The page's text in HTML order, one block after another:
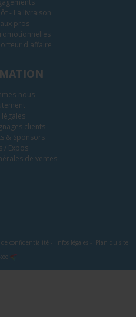
- La livraison
pros
d'affaire
nous
légales
clients
& Sponsors
/ Expos
de ventes
confidentialité - Infos légales- Plan du site